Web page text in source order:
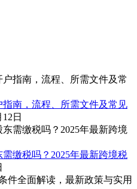
指南，流程、所需文件及常见
日
缴税吗？2025年最新跨境税